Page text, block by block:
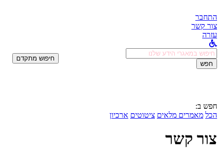
התחבר
צור קשר
עזרה
לחפש
ב:חפש
חיפוש מתקדם
חפש ב:
הכל מאמרים מלאים ציטוטים ארכיון
צור קשר